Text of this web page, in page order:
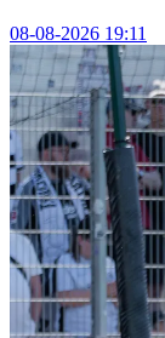
08-08-2026 19:11